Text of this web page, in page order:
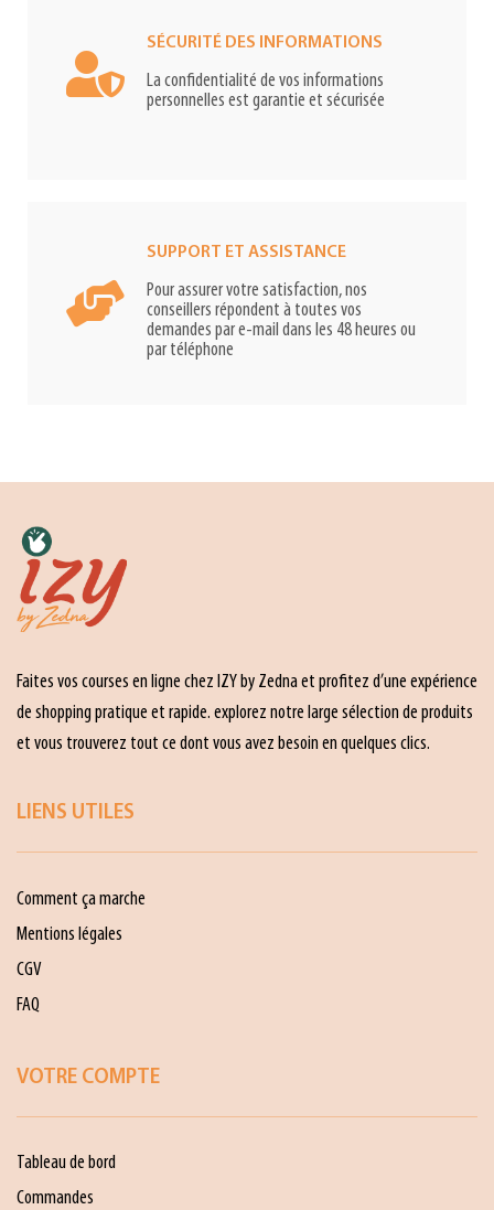
SÉCURITÉ DES INFORMATIONS
La confidentialité de vos informations
personnelles est garantie et sécurisée
SUPPORT ET ASSISTANCE
Pour assurer votre satisfaction, nos
conseillers répondent à toutes vos
demandes par e-mail dans les 48 heures ou
par téléphone
Faites vos courses en ligne chez IZY by Zedna et profitez d’une expérience
de shopping pratique et rapide. explorez notre large sélection de produits
et vous trouverez tout ce dont vous avez besoin en quelques clics.
LIENS UTILES
Comment ça marche
Mentions légales
CGV
FAQ
VOTRE COMPTE
Tableau de bord
Commandes